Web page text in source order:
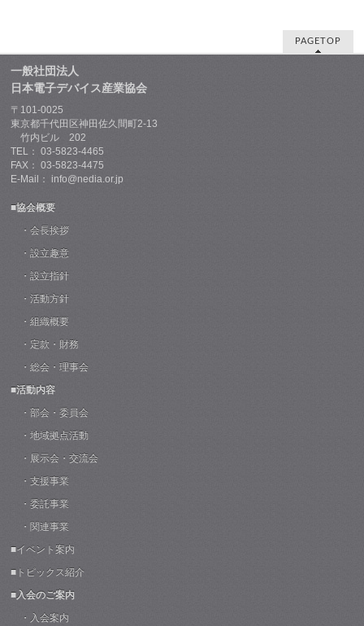
PAGETOP
一般社団法人
日本電子デバイス産業協会
〒101-0025
東京都千代田区神田佐久間町2-13
竹内ビル 202
TEL： 03-5823-4465
FAX： 03-5823-4475
E-Mail： info@nedia.or.jp
■協会概要
・会長挨拶
・設立趣意
・設立指針
・活動方針
・組織概要
・定款・財務
・総会・理事会
■活動内容
・部会・委員会
・地域拠点活動
・展示会・交流会
・支援事業
・委託事業
・関連事業
■イベント案内
■トピックス紹介
■入会のご案内
・入会案内